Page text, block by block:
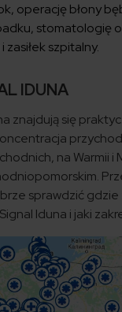
operację błony
stomatologię
szpitalny.
IDUNA
znajdują się
na Warmii i
sprawdzić gdzie
Iduna i jaki